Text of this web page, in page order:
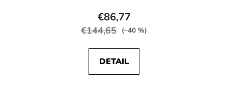
€86,77
€144,65 (–40 %)
DETAIL